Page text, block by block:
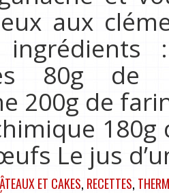
aux
80g
200g de
Le jus
ET CAKES, RECETTES,